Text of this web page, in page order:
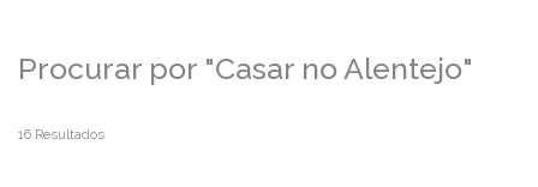
Procurar por "Casar no Alentejo"
16 Resultados